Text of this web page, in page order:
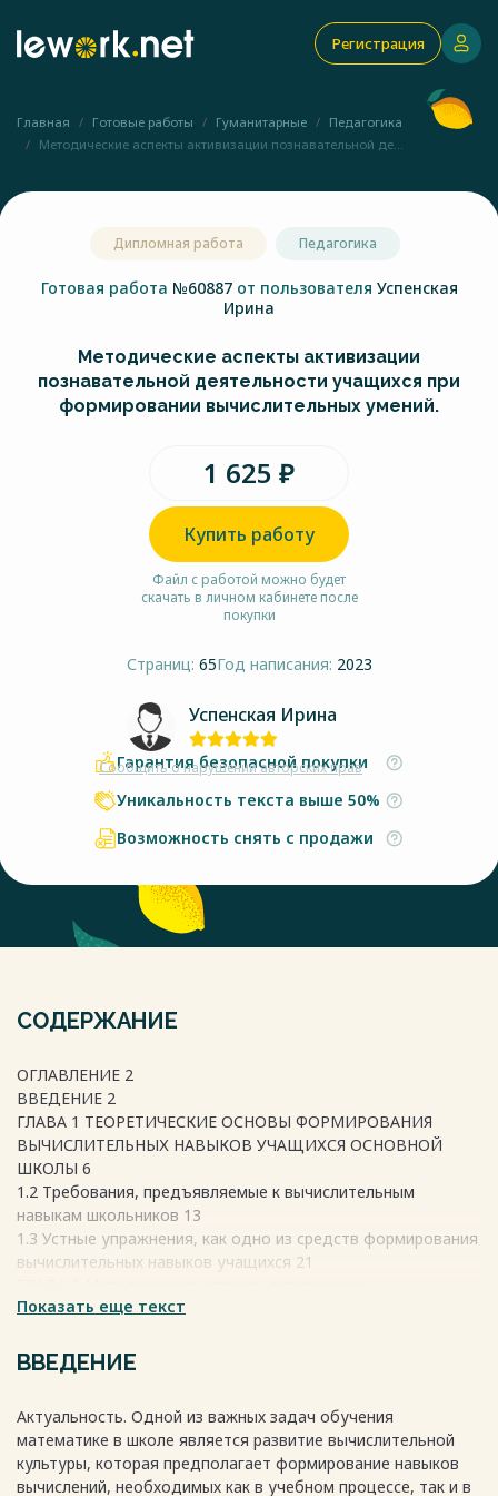
Регистрация
Главная Готовые работы Гуманитарные
Педагогика
Методические аспекты активизации познавательной де...
Дипломная работа Педагогика
Готовая работа №60887 от пользователя Успенская
Ирина
Методические аспекты активизации
познавательной деятельности учащихся при
формировании вычислительных умений.
1 625 ₽
Купить работу
Файл с работой можно будет
скачать в личном кабинете после
покупки
Страниц: 65Год написания: 2023
Успенская Ирина
Сообщить о нарушении авторских прав
Гарантия безопасной покупки
Уникальность текста выше 50%
Возможность снять с продажи
СОДЕРЖАНИЕ
ОГЛАВЛЕНИЕ 2
ВВЕДЕНИЕ 2
ГЛАВА 1 ТЕОРЕТИЧЕСКИЕ ОСНОВЫ ФОРМИРОВАНИЯ
ВЫЧИСЛИТЕЛЬНЫХ НАВЫКОВ УЧАЩИХСЯ ОСНОВНОЙ
ШКОЛЫ 6
1.2 Требования, предъявляемые к вычислительным
навыкам школьников 13
1.3 Устные упражнения, как одно из средств формирования
вычислительных навыков учащихся 21
познавательной деятельности учащихся при
2.1 Познавательная деятельность учащихся и способы ее
активизации 27
при выполнении устных упражнений 37
2.3 Система упражнений или электронный ресурс 51
СПИСОК ИСПОЛЬЗОВАННЫХ ИСТОЧНИКОВ И ЛИТЕРАТУРЫ
Показать еще текст
ВВЕДЕНИЕ
Актуальность. Одной из важных задач обучения
математике в школе является развитие вычислительной
культуры, которая предполагает формирование навыков
вычислений, необходимых как в учебном процессе, так и в